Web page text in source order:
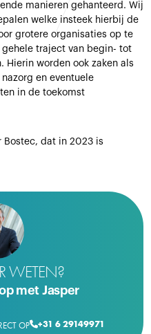
manieren gehanteerd. Wij
welke insteek hierbij de
grotere organisaties op te
gehele traject van begin- tot
Hierin worden ook zaken als
en eventuele
in de toekomst
Bostec, dat in 2023 is
WETEN?
met Jasper
OP+31 6 29149971